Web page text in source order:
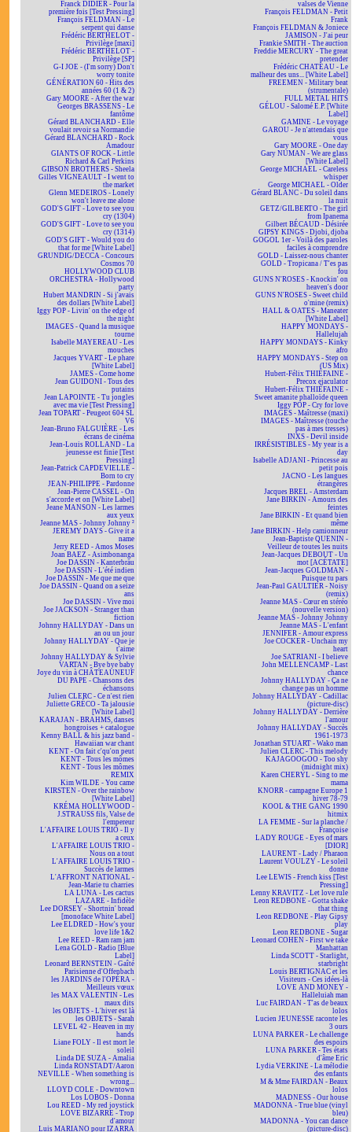
Franck DIDIER - Pour la
première fois [Test Pressing]
François FELDMAN - Le
serpent qui danse
Frédéric BERTHELOT -
Privilège [maxi]
Frédéric BERTHELOT -
Privilège [SP]
G-I JOE - (I'm sorry) Don't
worry tonite
GÉNÉRATION 60 - Hits des
années 60 (1 & 2)
Gary MOORE - After the war
Georges BRASSENS - Le
fantôme
Gérard BLANCHARD - Elle
voulait revoir sa Normandie
Gérard BLANCHARD - Rock
Amadour
GIANTS OF ROCK - Little
Richard & Carl Perkins
GIBSON BROTHERS - Sheela
Gilles VIGNEAULT - I went to
the market
Glenn MEDEIROS - Lonely
won't leave me alone
GOD'S GIFT - Love to see you
cry (1304)
GOD'S GIFT - Love to see you
cry (1314)
GOD'S GIFT - Would you do
that for me [White Label]
GRUNDIG/DECCA - Concours
Cosmos 70
HOLLYWOOD CLUB
ORCHESTRA - Hollywood
party
Hubert MANDRIN - Si j'avais
des dollars [White Label]
Iggy POP - Livin' on the edge of
the night
IMAGES - Quand la musique
tourne
Isabelle MAYEREAU - Les
mouches
Jacques YVART - Le phare
[White Label]
JAMES - Come home
Jean GUIDONI - Tous des
putains
Jean LAPOINTE - Tu jongles
avec ma vie [Test Pressing]
Jean TOPART - Peugeot 604 SL
V6
Jean-Bruno FALGUIÈRE - Les
écrans de cinéma
Jean-Louis ROLLAND - La
jeunesse est finie [Test
Pressing]
Jean-Patrick CAPDEVIELLE -
Born to cry
JEAN-PHILIPPE - Pardonne
Jean-Pierre CASSEL - On
s'accorde et on [White Label]
Jeane MANSON - Les larmes
aux yeux
Jeanne MAS - Johnny Johnny ²
JEREMY DAYS - Give it a
name
Jerry REED - Amos Moses
Joan BAEZ - Asimbonanga
Joe DASSIN - Kanterbräu
Joe DASSIN - L'été indien
Joe DASSIN - Me que me que
Joe DASSIN - Quand on a seize
ans
Joe DASSIN - Vive moi
Joe JACKSON - Stranger than
fiction
Johnny HALLYDAY - Dans un
an ou un jour
Johnny HALLYDAY - Que je
t'aime
Johnny HALLYDAY & Sylvie
VARTAN - Bye bye baby
Joye du vin à CHÂTEAUNEUF
DU PAPE - Chansons des
échansons
Julien CLERC - Ce n'est rien
Juliette GRÉCO - Ta jalousie
[White Label]
KARAJAN - BRAHMS, danses
hongroises + catalogue
Kenny BALL & his jazz band -
Hawaiian war chant
KENT - On fait c'qu'on peut
KENT - Tous les mômes
KENT - Tous les mômes
REMIX
Kim WILDE - You came
KIRSTEN - Over the rainbow
[White Label]
KRÉMA HOLLYWOOD -
J.STRAUSS fils, Valse de
l'empereur
L'AFFAIRE LOUIS TRIO - Il y
a ceux
L'AFFAIRE LOUIS TRIO -
Nous on a tout
L'AFFAIRE LOUIS TRIO -
Succès de larmes
L'AFFRONT NATIONAL -
Jean-Marie tu charries
LA LUNA - Les cactus
LAZARE - Infidèle
Lee DORSEY - Shortnin' bread
[monoface White Label]
Lee ELDRED - How's your
love life 1&2
Lee REED - Ram ram jam
Lena GOLD - Radio [Blue
Label]
Leonard BERNSTEIN - Gaîté
Parisienne d'Offenbach
les JARDINS de l'OPÉRA -
Meilleurs vœux
les MAX VALENTIN - Les
maux dits
les OBJETS - L'hiver est là
les OBJETS - Sarah
LEVEL 42 - Heaven in my
hands
Liane FOLY - Il est mort le
soleil
Linda DE SUZA - Amalia
Linda RONSTADT/Aaron
NEVILLE - When something is
wrong...
LLOYD COLE - Downtown
Los LOBOS - Donna
Lou REED - My red joystick
LOVE BIZARRE - Trop
d'amour
Luis MARIANO pour IZARRA
valses de Vienne
François FELDMAN - Petit
Frank
François FELDMAN & Joniece
JAMISON - J'ai peur
Frankie SMITH - The auction
Freddie MERCURY - The great
pretender
Frédéric CHATEAU - Le
malheur des uns... [White Label]
FREEMEN - Military beat
(strumentale)
FULL METAL HITS
GÉLOU - Salomé E.P. [White
Label]
GAMINE - Le voyage
GAROU - Je n'attendais que
vous
Gary MOORE - One day
Gary NUMAN - We are glass
[White Label]
George MICHAEL - Careless
whisper
George MICHAEL - Older
Gérard BLANC - Du soleil dans
la nuit
GETZ/GILBERTO - The girl
from Ipanema
Gilbert BÉCAUD - Désirée
GIPSY KINGS - Djobi, djoba
GOGOL 1er - Voilà des paroles
faciles à comprendre
GOLD - Laissez-nous chanter
GOLD - Tropicana / T'es pas
fou
GUNS N'ROSES - Knockin' on
heaven's door
GUNS N'ROSES - Sweet child
o'mine (remix)
HALL & OATES - Maneater
[White Label]
HAPPY MONDAYS -
Hallelujah
HAPPY MONDAYS - Kinky
afro
HAPPY MONDAYS - Step on
(US Mix)
Hubert-Félix THIÉFAINE -
Precox ejaculator
Hubert-Félix THIÉFAINE -
Sweet amanite phalloïde queen
Iggy POP - Cry for love
IMAGES - Maîtresse (maxi)
IMAGES - Maîtresse (touche
pas à mes tresses)
INXS - Devil inside
IRRÉSISTIBLES - My year is a
day
Isabelle ADJANI - Princesse au
petit pois
JACNO - Les langues
étrangères
Jacques BREL - Amsterdam
Jane BIRKIN - Amours des
feintes
Jane BIRKIN - Et quand bien
même
Jane BIRKIN - Help camionneur
Jean-Baptiste QUENIN -
Veilleur de toutes les nuits
Jean-Jacques DEBOUT - Un
mot [ACÉTATE]
Jean-Jacques GOLDMAN -
Puisque tu pars
Jean-Paul GAULTIER - Noisy
(remix)
Jeanne MAS - Cœur en stéréo
(nouvelle version)
Jeanne MAS - Johnny Johnny
Jeanne MAS - L'enfant
JENNIFER - Amour express
Joe COCKER - Unchain my
heart
Joe SATRIANI - I believe
John MELLENCAMP - Last
chance
Johnny HALLYDAY - Ça ne
change pas un homme
Johnny HALLYDAY - Cadillac
(picture-disc)
Johnny HALLYDAY - Derrière
l'amour
Johnny HALLYDAY - Succès
1961-1973
Jonathan STUART - Wako man
Julien CLERC - This melody
KAJAGOOGOO - Too shy
(midnight mix)
Karen CHERYL - Sing to me
mama
KNORR - campagne Europe 1
hiver 78-79
KOOL & THE GANG 1990
hitmix
LA FEMME - Sur la planche /
Françoise
LADY ROUGE - Eyes of mars
[DIOR]
LAURENT - Lady / Pharaon
Laurent VOULZY - Le soleil
donne
Lee LEWIS - French kiss [Test
Pressing]
Lenny KRAVITZ - Let love rule
Leon REDBONE - Gotta shake
that thing
Leon REDBONE - Play Gipsy
play
Leon REDBONE - Sugar
Leonard COHEN - First we take
Manhattan
Linda SCOTT - Starlight,
starbright
Louis BERTIGNAC et les
Visiteurs - Ces idées-là
LOVE AND MONEY -
Halleluiah man
Luc FAIRDAN - T'as de beaux
lolos
Lucien JEUNESSE raconte les
3 ours
LUNA PARKER - Le challenge
des espoirs
LUNA PARKER - Tes états
d'âme Eric
Lydia VERKINE - La mélodie
des enfants
M & Mme FAIRDAN - Beaux
lolos
MADNESS - Our house
MADONNA - True blue (vinyl
bleu)
MADONNA - You can dance
(picture-disc)